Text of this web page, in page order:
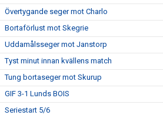
Övertygande seger mot Charlo
Bortaförlust mot Skegrie
Uddamålsseger mot Janstorp
Tyst minut innan kvällens match
Tung bortaseger mot Skurup
GIF 3-1 Lunds BOIS
Seriestart 5/6